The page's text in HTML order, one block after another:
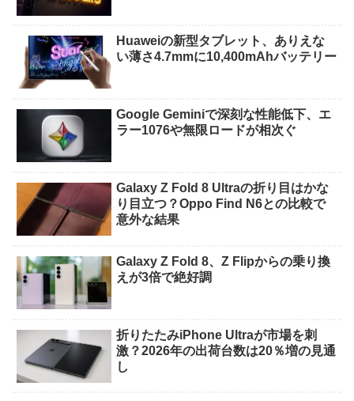
Huaweiの新型タブレット、ありえな
い薄さ4.7mmに10,400mAhバッテリー
Google Geminiで深刻な性能低下、エ
ラー1076や無限ロードが相次ぐ
Galaxy Z Fold 8 Ultraの折り目はかな
り目立つ？Oppo Find N6との比較で
意外な結果
Galaxy Z Fold 8、Z Flipからの乗り換
えが3倍で絶好調
折りたたみiPhone Ultraが市場を刺
激？2026年の出荷台数は20％増の見通
し